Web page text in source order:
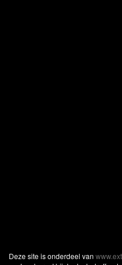
Deze site is onderdeel van